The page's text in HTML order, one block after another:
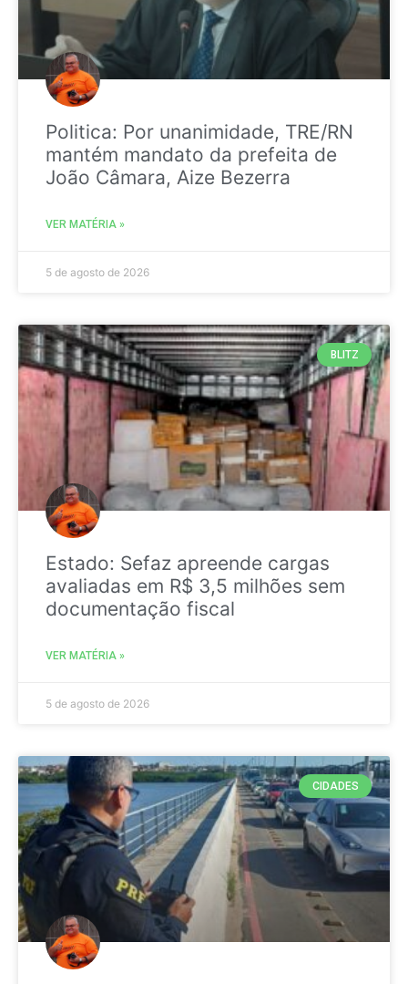
Politica: Por unanimidade, TRE/RN
mantém mandato da prefeita de
João Câmara, Aize Bezerra
VER MATÉRIA »
5 de agosto de 2026
BLITZ
Estado: Sefaz apreende cargas
avaliadas em R$ 3,5 milhões sem
documentação fiscal
VER MATÉRIA »
5 de agosto de 2026
CIDADES